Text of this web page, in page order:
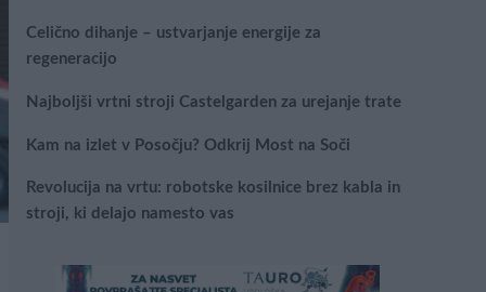
Celično dihanje – ustvarjanje energije za
regeneracijo
Najboljši vrtni stroji Castelgarden za urejanje trate
Kam na izlet v Posočju? Odkrij Most na Soči
Revolucija na vrtu: robotske kosilnice brez kabla in
stroji, ki delajo namesto vas